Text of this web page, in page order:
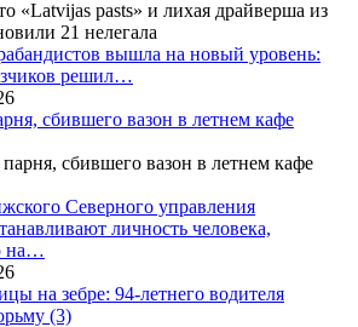
вышла на новый уровень:
решил…
сбившего вазон в летнем кафе
Северного управления
личность человека,
на…
на зебре: 94-летнего водителя
(3)